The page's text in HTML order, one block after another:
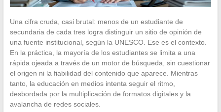
Una cifra cruda, casi brutal: menos de un estudiante de
secundaria de cada tres logra distinguir un sitio de opinión de
una fuente institucional, según la UNESCO. Ese es el contexto.
En la práctica, la mayoría de los estudiantes se limita a una
rápida ojeada a través de un motor de búsqueda, sin cuestionar
el origen ni la fiabilidad del contenido que aparece. Mientras
tanto, la educación en medios intenta seguir el ritmo,
desbordada por la multiplicación de formatos digitales y la
avalancha de redes sociales.